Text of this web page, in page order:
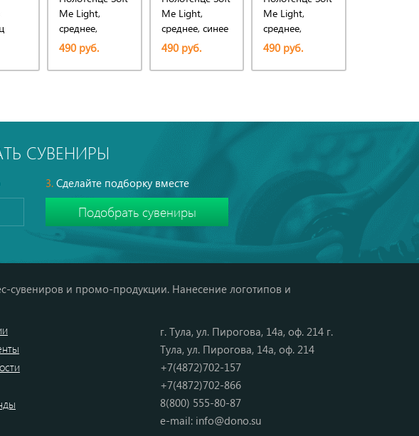
Me Light,
среднее,
красное
490 руб.
Me Light,
среднее, синее
490 руб.
Me Light,
среднее,
черное
490 руб.
СУВЕНИРЫ
3. Сделайте подборку вместе
сувениров и промо-продукции. Нанесение логотипов и
г. Тула, ул. Пирогова, 14а, оф. 214 г.
Тула, ул. Пирогова, 14а, оф. 214
+7(4872)702-157
+7(4872)702-866
8(800) 555-80-87
e-mail: info@dono.su